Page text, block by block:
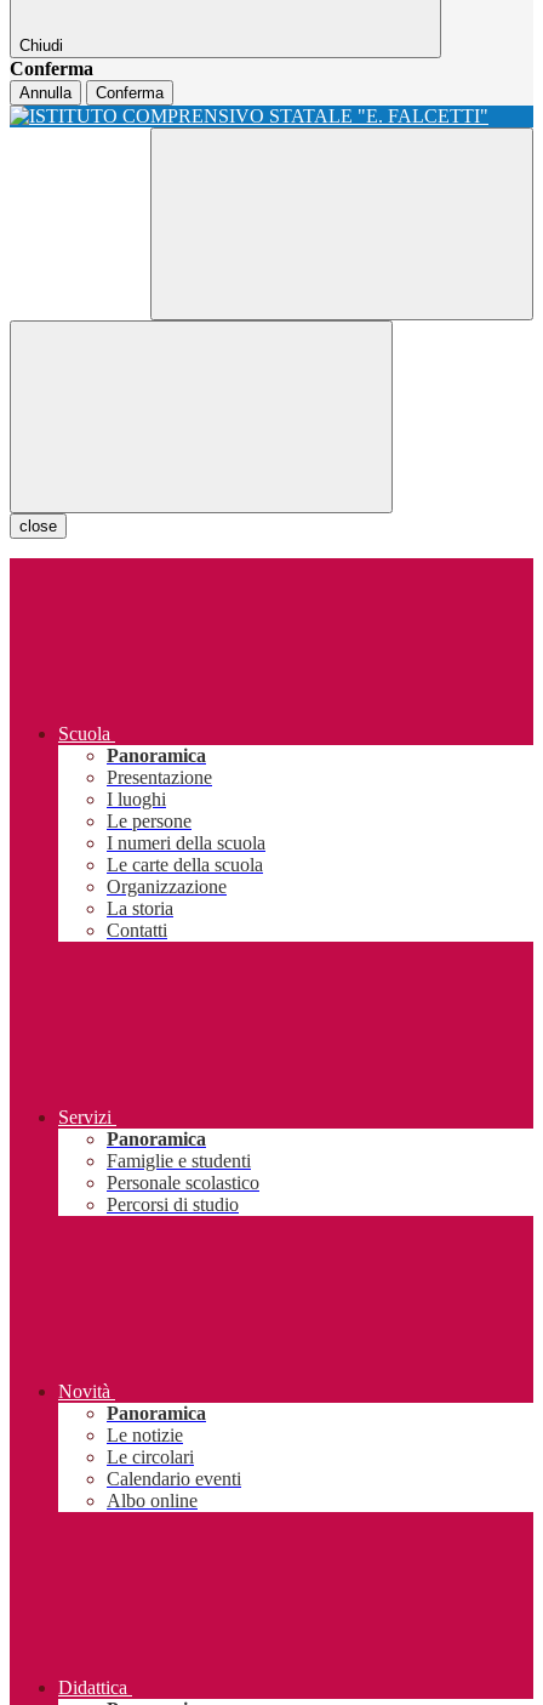
Chiudi
Conferma
Annulla Conferma
close
Scuola
Panoramica
Presentazione
I luoghi
Le persone
I numeri della scuola
Le carte della scuola
Organizzazione
La storia
Contatti
Servizi
Panoramica
Famiglie e studenti
Personale scolastico
Percorsi di studio
Novità
Panoramica
Le notizie
Le circolari
Calendario eventi
Albo online
Didattica